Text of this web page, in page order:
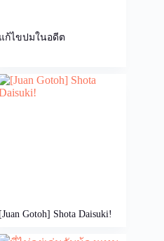
แก้ไขปมในอดีต
[Juan Gotoh] Shota Daisuki!